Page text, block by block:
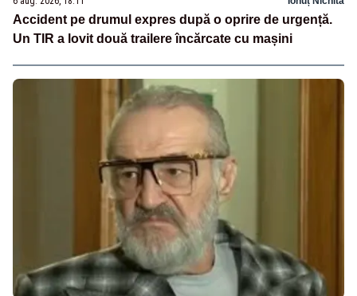
Accident pe drumul expres după o oprire de urgență.
Un TIR a lovit două trailere încărcate cu mașini